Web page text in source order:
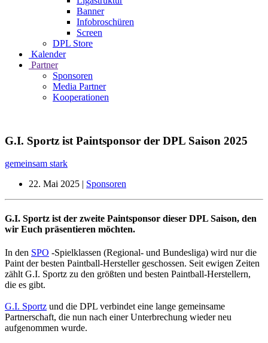
Banner
Infobroschüren
Screen
DPL Store
Kalender
Partner
Sponsoren
Media Partner
Kooperationen
G.I. Sportz ist Paintsponsor der DPL Saison 2025
gemeinsam stark
22. Mai 2025 | Sponsoren
G.I. Sportz ist der zweite Paintsponsor dieser DPL Saison, den
wir Euch präsentieren möchten.
In den SPO -Spielklassen (Regional- und Bundesliga) wird nur die
Paint der besten Paintball-Hersteller geschossen. Seit ewigen Zeiten
zählt G.I. Sportz zu den größten und besten Paintball-Herstellern,
die es gibt.
G.I. Sportz und die DPL verbindet eine lange gemeinsame
Partnerschaft, die nun nach einer Unterbrechung wieder neu
aufgenommen wurde.